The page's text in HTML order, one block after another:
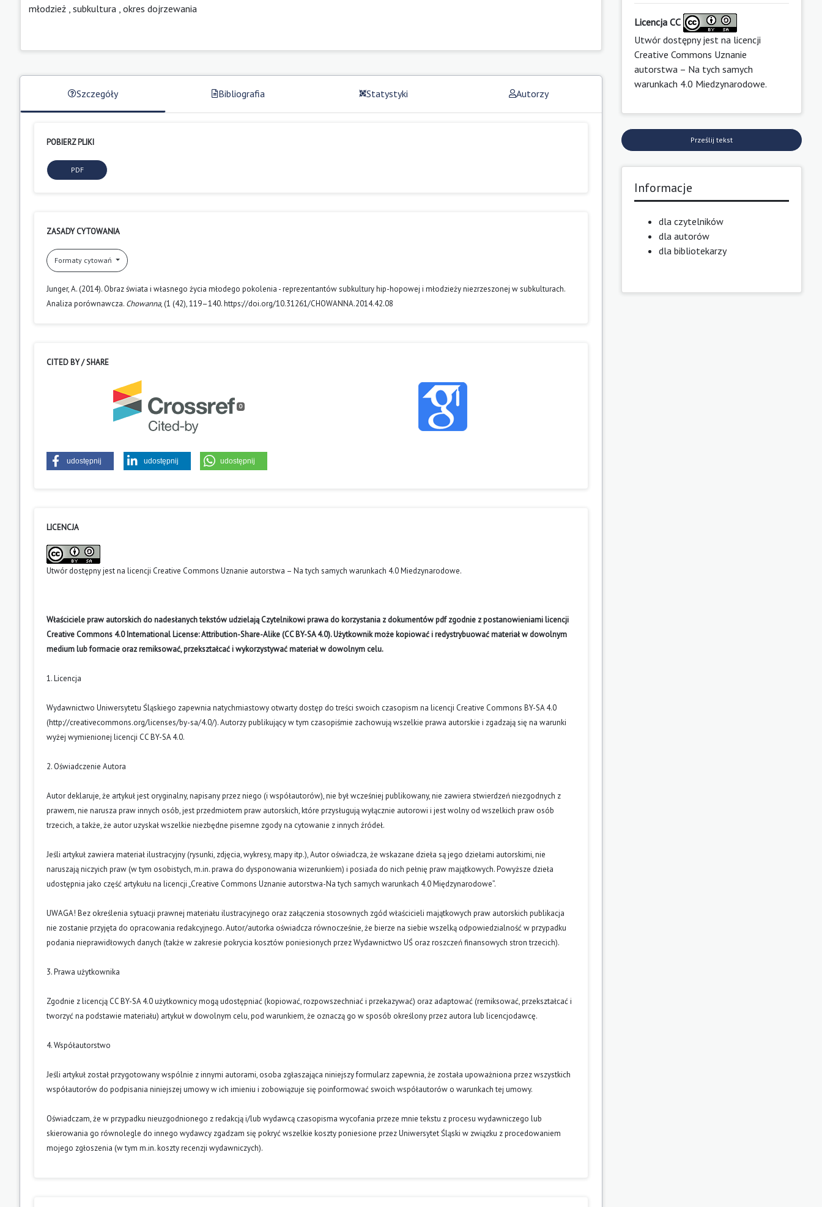
młodzież subkultura okres dojrzewania
Szczegóły Bibliografia Statystyki Autorzy
POBIERZ PLIKI
PDF
ZASADY CYTOWANIA
Formaty cytowań
Junger, A. (2014). Obraz świata i własnego życia młodego pokolenia - reprezentantów subkultury hip-hopowej i młodzieży niezrzeszonej w subkulturach.
Analiza porównawcza. Chowanna, (1 (42), 119–140. https://doi.org/10.31261/CHOWANNA.2014.42.08
CITED BY / SHARE
0
udostępnij udostępnij udostępnij
LICENCJA
Utwór dostępny jest na licencji Creative Commons Uznanie autorstwa – Na tych samych warunkach 4.0 Miedzynarodowe.
Właściciele praw autorskich do nadesłanych tekstów udzielają Czytelnikowi prawa do korzystania z dokumentów pdf zgodnie z postanowieniami licencji
Creative Commons 4.0 International License: Attribution-Share-Alike (CC BY-SA 4.0). Użytkownik może kopiować i redystrybuować materiał w dowolnym
medium lub formacie oraz remiksować, przekształcać i wykorzystywać materiał w dowolnym celu.
1. Licencja
Wydawnictwo Uniwersytetu Śląskiego zapewnia natychmiastowy otwarty dostęp do treści swoich czasopism na licencji Creative Commons BY-SA 4.0
(http://creativecommons.org/licenses/by-sa/4.0/). Autorzy publikujący w tym czasopiśmie zachowują wszelkie prawa autorskie i zgadzają się na warunki
wyżej wymienionej licencji CC BY-SA 4.0.
2. Oświadczenie Autora
Autor deklaruje, że artykuł jest oryginalny, napisany przez niego (i współautorów), nie był wcześniej publikowany, nie zawiera stwierdzeń niezgodnych z
prawem, nie narusza praw innych osób, jest przedmiotem praw autorskich, które przysługują wyłącznie autorowi i jest wolny od wszelkich praw osób
trzecich, a także, że autor uzyskał wszelkie niezbędne pisemne zgody na cytowanie z innych źródeł.
Jeśli artykuł zawiera materiał ilustracyjny (rysunki, zdjęcia, wykresy, mapy itp.), Autor oświadcza, że wskazane dzieła są jego dziełami autorskimi, nie
naruszają niczyich praw (w tym osobistych, m.in. prawa do dysponowania wizerunkiem) i posiada do nich pełnię praw majątkowych. Powyższe dzieła
udostępnia jako część artykułu na licencji „Creative Commons Uznanie autorstwa-Na tych samych warunkach 4.0 Międzynarodowe”.
UWAGA! Bez określenia sytuacji prawnej materiału ilustracyjnego oraz załączenia stosownych zgód właścicieli majątkowych praw autorskich publikacja
nie zostanie przyjęta do opracowania redakcyjnego. Autor/autorka oświadcza równocześnie, że bierze na siebie wszelką odpowiedzialność w przypadku
podania nieprawidłowych danych (także w zakresie pokrycia kosztów poniesionych przez Wydawnictwo UŚ oraz roszczeń finansowych stron trzecich).
3. Prawa użytkownika
Zgodnie z licencją CC BY-SA 4.0 użytkownicy mogą udostępniać (kopiować, rozpowszechniać i przekazywać) oraz adaptować (remiksować, przekształcać i
tworzyć na podstawie materiału) artykuł w dowolnym celu, pod warunkiem, że oznaczą go w sposób określony przez autora lub licencjodawcę.
4. Współautorstwo
Jeśli artykuł został przygotowany wspólnie z innymi autorami, osoba zgłaszająca niniejszy formularz zapewnia, że została upoważniona przez wszystkich
współautorów do podpisania niniejszej umowy w ich imieniu i zobowiązuje się poinformować swoich współautorów o warunkach tej umowy.
Oświadczam, że w przypadku nieuzgodnionego z redakcją i/lub wydawcą czasopisma wycofania przeze mnie tekstu z procesu wydawniczego lub
skierowania go równolegle do innego wydawcy zgadzam się pokryć wszelkie koszty poniesione przez Uniwersytet Śląski w związku z procedowaniem
mojego zgłoszenia (w tym m.in. koszty recenzji wydawniczych).
Licencja CC
Utwór dostępny jest na licencji
Creative Commons Uznanie
autorstwa – Na tych samych
warunkach 4.0 Miedzynarodowe.
Prześlij tekst
Informacje
dla czytelników
dla autorów
dla bibliotekarzy